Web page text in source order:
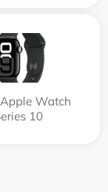
Watch
10